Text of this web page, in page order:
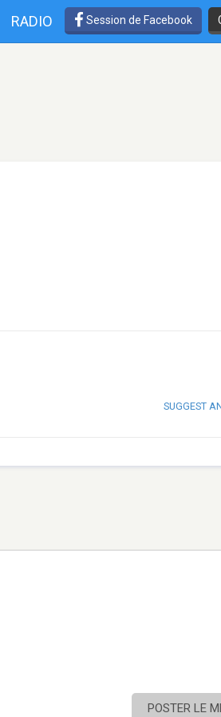
RADIO Session de Facebook
SUGGEST
POSTER LE